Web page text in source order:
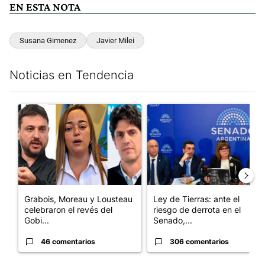
EN ESTA NOTA
Susana Gimenez Javier Milei
Noticias en Tendencia
Un artículo de tendencia con el título "Grabois, Moreau y
Grabois, Moreau y Lousteau
celebraron el revés del
Gobi...
46 comentarios
Un artículo de tendencia con
Ley de Tierras: ante el
riesgo de derrota en el
Senado,...
306 comentarios